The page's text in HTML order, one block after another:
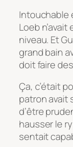
Intouchable
Loeb
niveau. Et
grand bain
doit faire
Ça, c’était
patron avait
d’être
hausser le
sentait